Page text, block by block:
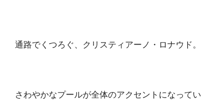
通路でくつろぐ、クリスティアーノ・ロナウド。
さわやかなプールが全体のアクセントになってい